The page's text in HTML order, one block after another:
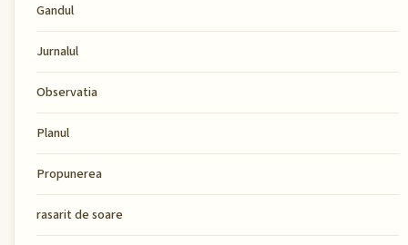
Gandul
Jurnalul
Observatia
Planul
Propunerea
rasarit de soare